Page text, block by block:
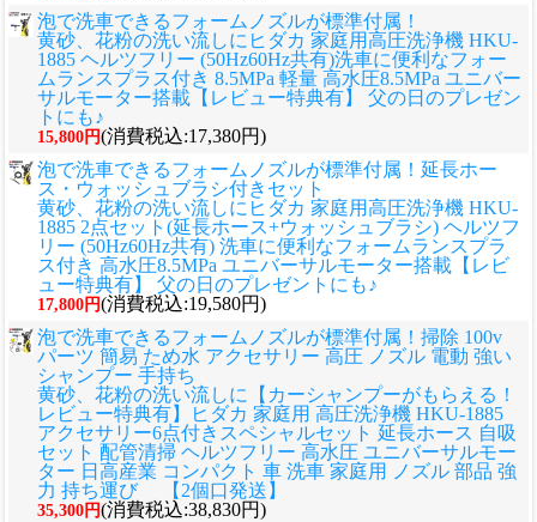
泡で洗車できるフォームノズルが標準付属！
黄砂、花粉の洗い流しに ヒダカ 家庭用高圧洗浄機 HKU-
1885 ヘルツフリー (50Hz60Hz共有)洗車に便利なフォー
ムランスプラス付き 8.5MPa 軽量 高水圧8.5MPa ユニバー
サルモーター搭載【レビュー特典有】 父の日のプレゼン
トにも♪
15,800円(消費税込:17,380円)
泡で洗車できるフォームノズルが標準付属！延長ホー
ス・ウォッシュブラシ付きセット
黄砂、花粉の洗い流しに ヒダカ 家庭用高圧洗浄機 HKU-
1885 2点セット(延長ホース+ウォッシュブラシ) ヘルツフ
リー (50Hz60Hz共有) 洗車に便利なフォームランスプラ
ス付き 高水圧8.5MPa ユニバーサルモーター搭載【レビ
ュー特典有】 父の日のプレゼントにも♪
17,800円(消費税込:19,580円)
泡で洗車できるフォームノズルが標準付属！掃除 100v
パーツ 簡易 ため水 アクセサリー 高圧 ノズル 電動 強い
シャンプー 手持ち
黄砂、花粉の洗い流しに 【カーシャンプーがもらえる！
レビュー特典有】ヒダカ 家庭用 高圧洗浄機 HKU-1885
アクセサリー6点付きスペシャルセット 延長ホース 自吸
セット 配管清掃 ヘルツフリー 高水圧 ユニバーサルモー
ター 日高産業 コンパクト 車 洗車 家庭用 ノズル 部品 強
力 持ち運び 【2個口発送】
35,300円(消費税込:38,830円)